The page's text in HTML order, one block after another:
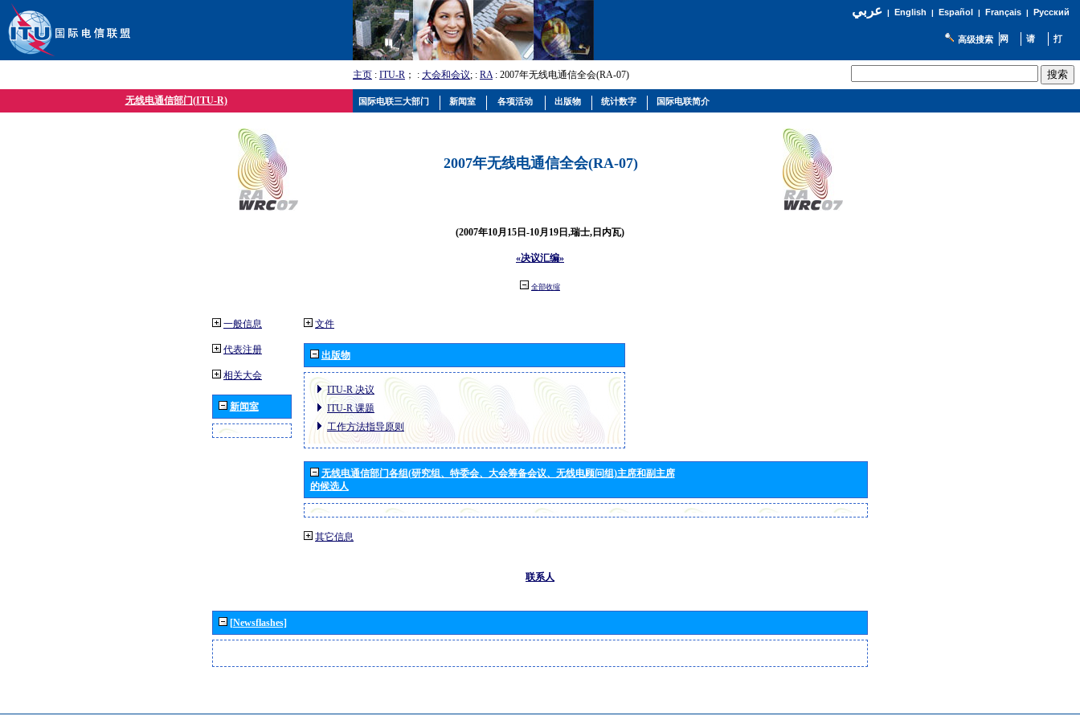
عربي| English | Español | Français| Русский
高级搜索
主页 : ITU-R ； : 大会和会议; : RA: 2007年无线电通信全会(RA-07)
无线电通信部门(ITU-R)
2007年无线电通信全会(RA-07)
(2007年10月15日-10月19日,瑞士,日内瓦)
«决议汇编»
全部收缩
一般信息
代表注册
相关大会
新闻室
文件
出版物
ITU-R 决议
ITU-R 课题
工作方法指导原则
无线电通信部门各组(研究组、特委会、大会筹备会议、无线电顾问组)主席和副主席
的候选人
其它信息
联系人
[Newsflashes]
国际电联三大部门 新闻室 各项活动 出版物 统计数字 国际电联简介